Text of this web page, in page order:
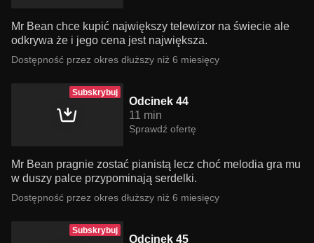
Mr Bean chce kupić największy telewizor na świecie ale
odkrywa że i jego cena jest największa.
Dostępność przez okres dłuższy niż 6 miesięcy
Subskrybuj
Odcinek 44
11 min
Sprawdź ofertę
Mr Bean pragnie zostać pianistą lecz choć melodia gra mu
w duszy palce przypominają serdelki.
Dostępność przez okres dłuższy niż 6 miesięcy
Subskrybuj
Odcinek 45